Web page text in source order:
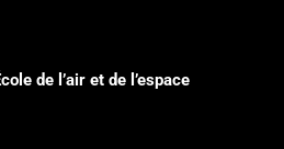
de l’air et de l’espace